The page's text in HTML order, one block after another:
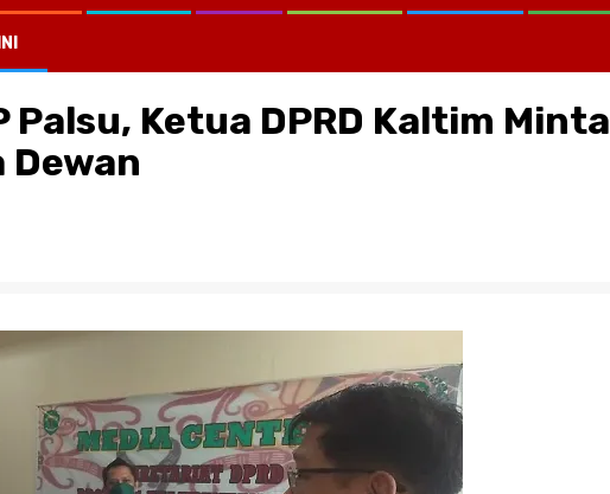
Palsu, Ketua DPRD Kaltim Minta